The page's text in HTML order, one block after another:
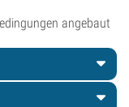
angebaut